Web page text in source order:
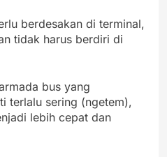
berdesakan di terminal,
tidak harus berdiri di
bus yang
terlalu sering (ngetem),
lebih cepat dan